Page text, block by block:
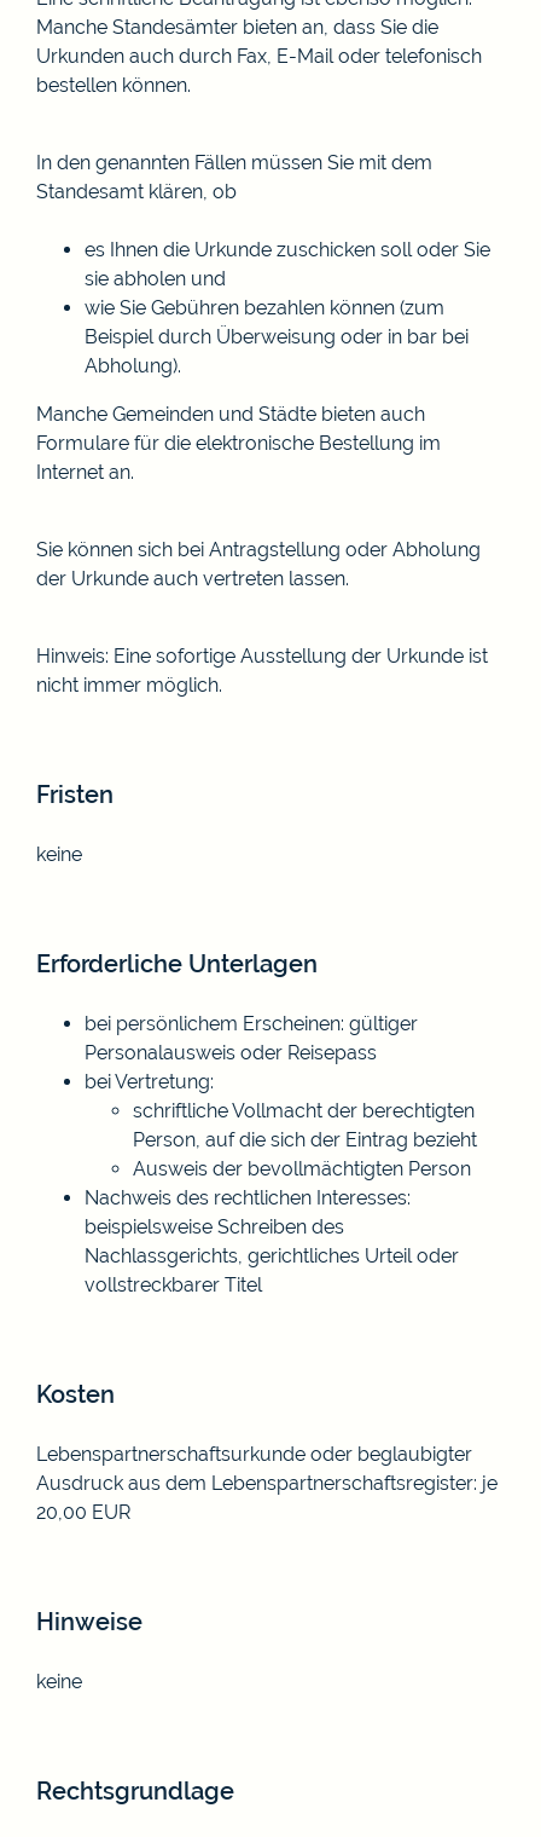
Manche Standesämter bieten an, dass Sie die
Urkunden auch durch Fax, E-Mail oder telefonisch
bestellen können.
In den genannten Fällen müssen Sie mit dem
Standesamt klären, ob
es Ihnen die Urkunde zuschicken soll oder Sie
sie abholen und
wie Sie Gebühren bezahlen können (zum
Beispiel durch Überweisung oder in bar bei
Abholung).
Manche Gemeinden und Städte bieten auch
Formulare für die elektronische Bestellung im
Internet an.
Sie können sich bei Antragstellung oder Abholung
der Urkunde auch vertreten lassen.
Hinweis: Eine sofortige Ausstellung der Urkunde ist
nicht immer möglich.
Fristen
keine
Erforderliche Unterlagen
bei persönlichem Erscheinen: gültiger
Personalausweis oder Reisepass
bei Vertretung:
schriftliche Vollmacht der berechtigten
Person, auf die sich der Eintrag bezieht
Ausweis der bevollmächtigten Person
Nachweis des rechtlichen Interesses:
beispielsweise Schreiben des
Nachlassgerichts, gerichtliches Urteil oder
vollstreckbarer Titel
Kosten
Lebenspartnerschaftsurkunde oder beglaubigter
Ausdruck aus dem Lebenspartnerschaftsregister: je
20,00 EUR
Hinweise
keine
Rechtsgrundlage